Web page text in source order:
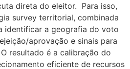
direta do eleitor. Para isso,
survey territorial, combinada
identificar a geografia do voto
aprovação e sinais para
resultado é a calibração do
eficiente de recursos